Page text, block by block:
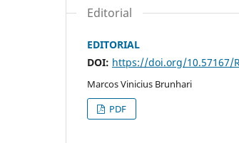
Editorial
EDITORIAL
DOI: https://doi.org/10.57167/
Marcos Vinicius Brunhari
PDF